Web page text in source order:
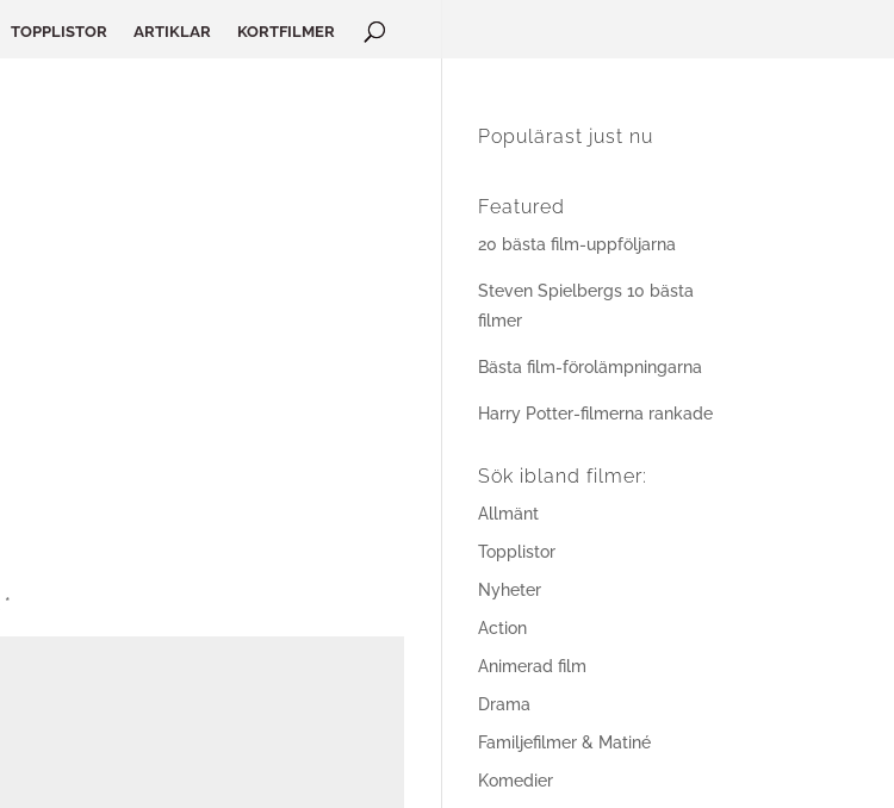
TOPPLISTOR ARTIKLAR KORTFILMER
*
Populärast just nu
Featured
20 bästa film-uppföljarna
Steven Spielbergs 10 bästa
filmer
Bästa film-förolämpningarna
Harry Potter-filmerna rankade
Sök ibland filmer:
Allmänt
Topplistor
Nyheter
Action
Animerad film
Drama
Familjefilmer & Matiné
Komedier